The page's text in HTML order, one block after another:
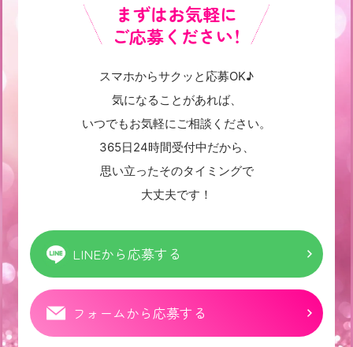
まずはお気軽に
ご応募ください！
スマホからサクッと応募OK♪
気になることがあれば、
いつでもお気軽にご相談ください。
365日24時間受付中だから、
思い立ったそのタイミングで
大丈夫です！
LINEから応募する
フォームから応募する